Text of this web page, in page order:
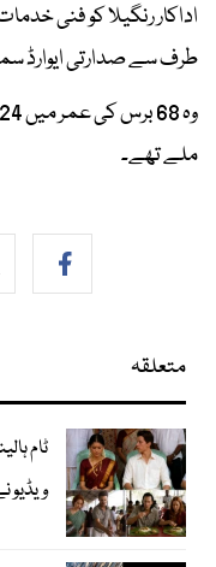
اداکار رنگیلا کو فنی
طرف سے صدارتی ایوارڈ
ملے تھے۔
متعلقہ
ٹام
ویڈیو